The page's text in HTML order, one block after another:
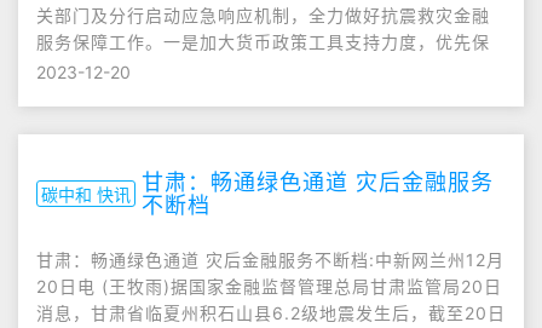
关部门及分行启动应急响应机制，全力做好抗震救灾金融
服务保障工作。一是加大货币政策工具支持力度，优先保
2023-12-20
碳中和 快讯 甘肃：畅通绿色通道 灾后金融服务
不断档
甘肃：畅通绿色通道 灾后金融服务不断档:中新网兰州12月
20日电 (王牧雨)据国家金融监督管理总局甘肃监管局20日
消息，甘肃省临夏州积石山县6.2级地震发生后，截至20日